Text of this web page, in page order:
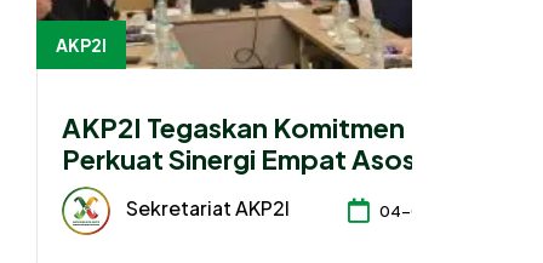
AKP2I
AKP2I Tegaskan Komitmen
Perkuat Sinergi Empat Asosiasi
Hadapi Perubahan Regulasi
Konsultan Pajak
Sekretariat AKP2I 04-08-2026